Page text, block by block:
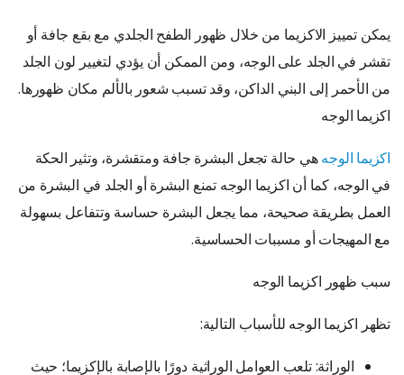
يمكن تمييز الاكزيما من خلال ظهور الطفح الجلدي مع بقع جافة أو
تقشر في الجلد على الوجه، ومن الممكن أن يؤدي لتغيير لون الجلد
من الأحمر إلى البني الداكن، وقد تسبب شعور بالألم مكان ظهورها.
اكزيما الوجه
اكزيما الوجههي حالة تجعل البشرة جافة ومتقشرة، وتثير الحكة
في الوجه، كما أن اكزيما الوجه تمنع البشرة أو الجلد في البشرة من
العمل بطريقة صحيحة، مما يجعل البشرة حساسة وتتفاعل بسهولة
مع المهيجات أو مسببات الحساسية.
سبب ظهور اكزيما الوجه
تظهر اكزيما الوجه للأسباب التالية:
الوراثة: تلعب العوامل الوراثية دورًا بالإصابة بالإكزيما؛ حيث